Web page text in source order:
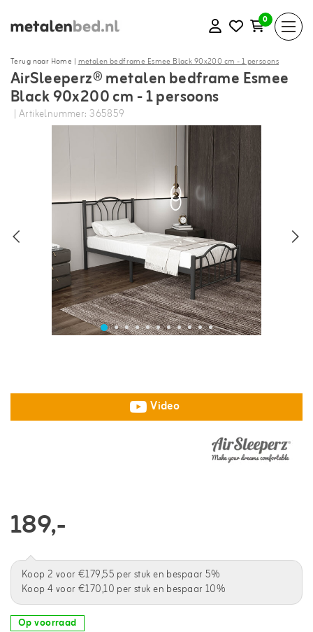
0
Terug naar Home |metalen bedframe Esmee Black 90x200 cm - 1 persoons
AirSleeperz® metalen bedframe Esmee
Black 90x200 cm - 1 persoons
| Artikelnummer: 365859
Video
189,-
Koop 2 voor €179,55 per stuk en bespaar 5%
Koop 4 voor €170,10 per stuk en bespaar 10%
Op voorraad